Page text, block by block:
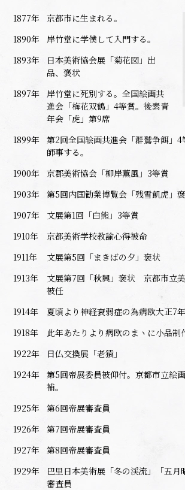
1877年
京都市に生まれる。
1890年
岸竹堂に学僕して入門する。
1893年
日本美術協会展「菊花図」出
品、褒状
1897年
岸竹堂に死別する。全国絵画共
進会「梅花双鶴」4等賞。後素青
年会「虎」第9席
1899年
第2回全国絵画共進会「群鷲争餌」
師事する。
1900年
京郡美術協会「柳岸薫風」3等賞
1903年
第5回内国勧業博覧会「残雪飢虎」
1907年
文展第1回「白熊」3等賞
1910年
京都美術学校教諭心得被命
1911年
文展第5回「まきばの夕」褒状
1913年
文展第7回「秋興」褒状 京都市立
被任
1914年
夏頃より神経衰弱症の為病欧大正7
1918年
此年あたりより病欧のまヽに小品制
1922年
日仏交換展「老猿」
1924年
第5回帝展委員被仰付。京都市立絵
補。
1925年
第6回帝展審査員
1926年
第7回帝展審査員
1927年
第8回帝展審査員
1929年
巴里日本美術展「冬の渓流」「五
審査員